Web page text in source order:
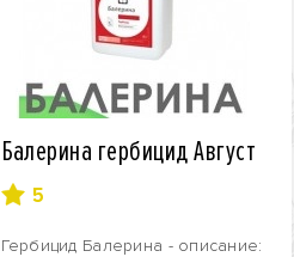
Балерина гербицид Август
5
Гербицид Балерина - описание: